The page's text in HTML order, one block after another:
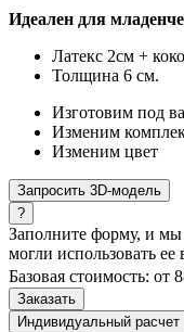
Идеален для
Латекс 2см +
Толщина 6 см.
Изготовим под
Изменим
Изменим цвет
Запросить 3D-модель
?
Заполните форму, и
могли использовать ее
Базовая стоимость: от
Заказать
Индивидуальный расчет